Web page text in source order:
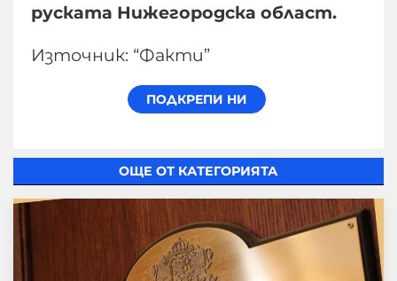
руската Нижегородска област.
Източник: “Факти”
ОЩЕ ОТ КАТЕГОРИЯТА